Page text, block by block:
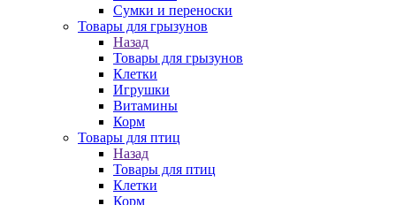
Сумки и переноски
Товары для грызунов
Назад
Товары для грызунов
Клетки
Игрушки
Витамины
Корм
Товары для птиц
Назад
Товары для птиц
Клетки
Корм